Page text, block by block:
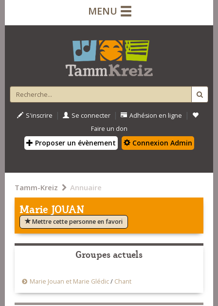
MENU
S'inscrire | Se connecter | Adhésion en ligne |
Faire un don
Proposer un évènement Connexion Admin
Tamm-Kreiz Annuaire
Marie JOUAN
Mettre cette personne en favori
Groupes actuels
Marie Jouan et Marie Glédic/ Chant